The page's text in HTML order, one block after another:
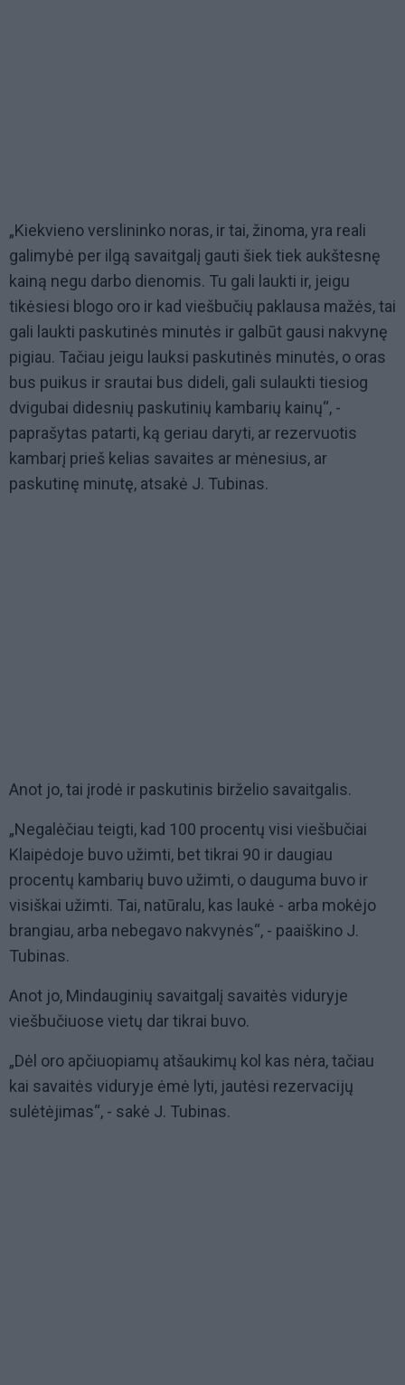
„Kiekvieno verslininko noras, ir tai, žinoma, yra reali
galimybė per ilgą savaitgalį gauti šiek tiek aukštesnę
kainą negu darbo dienomis. Tu gali laukti ir, jeigu
tikėsiesi blogo oro ir kad viešbučių paklausa mažės, tai
gali laukti paskutinės minutės ir galbūt gausi nakvynę
pigiau. Tačiau jeigu lauksi paskutinės minutės, o oras
bus puikus ir srautai bus dideli, gali sulaukti tiesiog
dvigubai didesnių paskutinių kambarių kainų“, -
paprašytas patarti, ką geriau daryti, ar rezervuotis
kambarį prieš kelias savaites ar mėnesius, ar
paskutinę minutę, atsakė J. Tubinas.
Anot jo, tai įrodė ir paskutinis birželio savaitgalis.
„Negalėčiau teigti, kad 100 procentų visi viešbučiai
Klaipėdoje buvo užimti, bet tikrai 90 ir daugiau
procentų kambarių buvo užimti, o dauguma buvo ir
visiškai užimti. Tai, natūralu, kas laukė - arba mokėjo
brangiau, arba nebegavo nakvynės“, - paaiškino J.
Tubinas.
Anot jo, Mindauginių savaitgalį savaitės viduryje
viešbučiuose vietų dar tikrai buvo.
„Dėl oro apčiuopiamų atšaukimų kol kas nėra, tačiau
kai savaitės viduryje ėmė lyti, jautėsi rezervacijų
sulėtėjimas“, - sakė J. Tubinas.